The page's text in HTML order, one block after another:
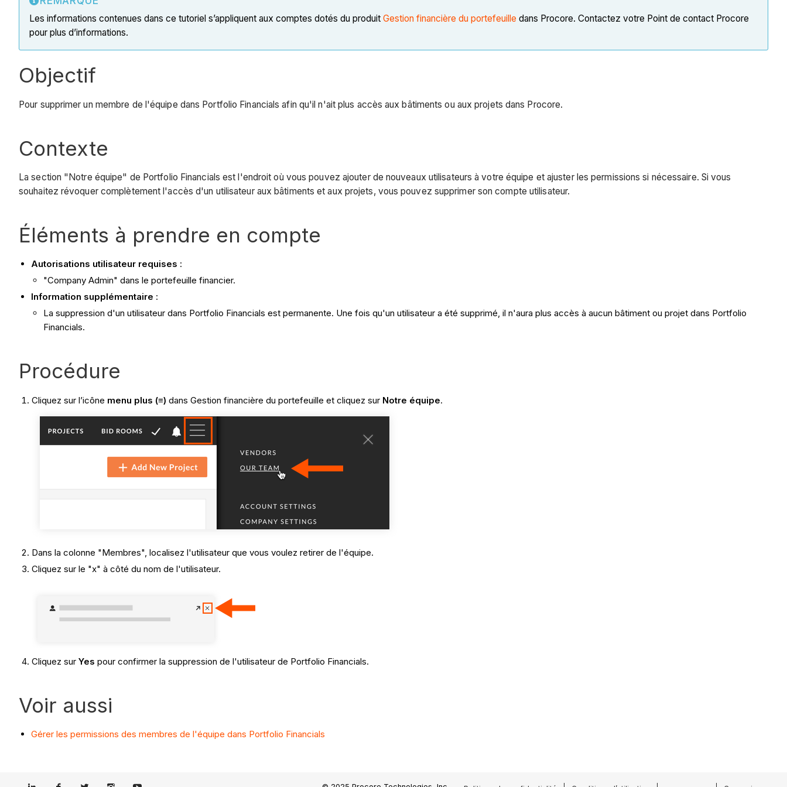
Les informations contenues dans ce tutoriel s’appliquent aux comptes dotés du produit Gestion financière du portefeuille dans Procore. Contactez votre Point de contact Procore
pour plus d’informations.
Objectif
Pour supprimer un membre de l'équipe dans Portfolio Financials afin qu'il n'ait plus accès aux bâtiments ou aux projets dans Procore.
Contexte
La section "Notre équipe" de Portfolio Financials est l'endroit où vous pouvez ajouter de nouveaux utilisateurs à votre équipe et ajuster les permissions si nécessaire. Si vous
souhaitez révoquer complètement l'accès d'un utilisateur aux bâtiments et aux projets, vous pouvez supprimer son compte utilisateur.
Éléments à prendre en compte
Autorisations utilisateur requises :
"Company Admin" dans le portefeuille financier.
Information supplémentaire :
La suppression d'un utilisateur dans Portfolio Financials est permanente. Une fois qu'un utilisateur a été supprimé, il n'aura plus accès à aucun bâtiment ou projet dans Portfolio
Financials.
Procédure
Cliquez sur l’icône menu plus (≡) dans Gestion financière du portefeuille et cliquez sur Notre équipe.
Dans la colonne "Membres", localisez l'utilisateur que vous voulez retirer de l'équipe.
Cliquez sur le "x" à côté du nom de l'utilisateur.
Cliquez surYes pour confirmer la suppression de l'utilisateur de Portfolio Financials.
Voir aussi
Gérer les permissions des membres de l'équipe dans Portfolio Financials